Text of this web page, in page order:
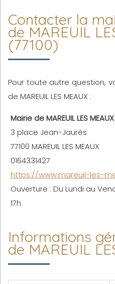
Contacter la
de MAREUIL
(77100)
Pour toute autre question,
de MAREUIL LES MEAUX :
Mairie de MAREUIL LES MEAUX
3 place Jean-Jaurès
77100 MAREUIL LES MEAUX
0164331427
https://www.mareuil-les-
Ouverture : Du Lundi au
17h
Informations
de MAREUIL